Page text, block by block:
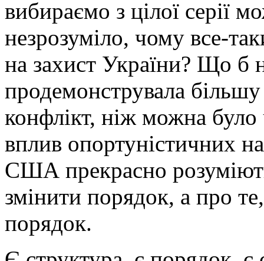
вибираємо з цілої серії
незрозуміло, чому все-
на захист України? Що б
продемонструвала більшу
конфлікт, ніж можна
вплив опортуністичних
США прекрасно
змінити порядок, а про
порядок.